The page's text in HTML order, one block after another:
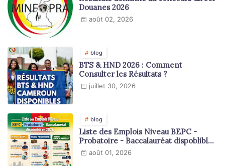
Douanes 2026
août 02, 2026
blog
BTS & HND 2026 : Comment
Consulter les Résultats ?
juillet 30, 2026
blog
Liste des Emplois Niveau BEPC -
Probatoire - Baccalauréat dispoblible
en 2026
août 01, 2026